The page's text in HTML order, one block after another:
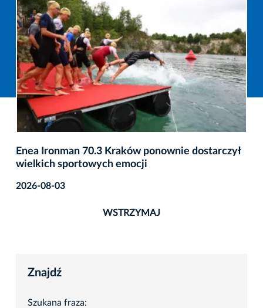
Enea Ironman 70.3 Kraków ponownie dostarczył
wielkich sportowych emocji
2026-08-03
WSTRZYMAJ
Znajdź
Szukana fraza: